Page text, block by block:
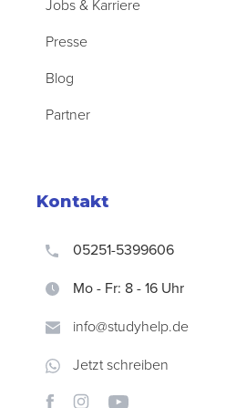
Jobs & Karriere
Presse
Blog
Partner
Kontakt
05251-5399606
Mo - Fr: 8 - 16 Uhr
info@studyhelp.de
Jetzt schreiben